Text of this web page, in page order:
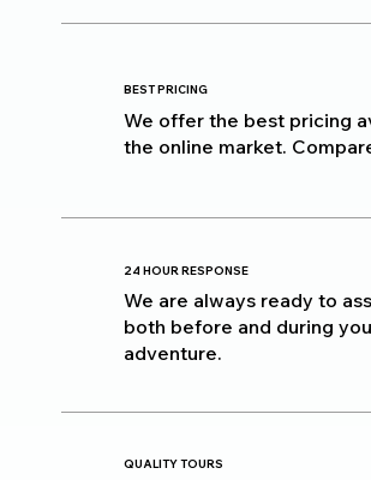
BEST PRICING
We offer the best pricing
the online market.
24 HOUR RESPONSE
We are always ready to
both before and during
adventure.
QUALITY TOURS